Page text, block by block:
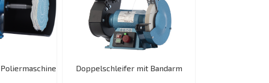
Doppelschleifer mit Bandarm